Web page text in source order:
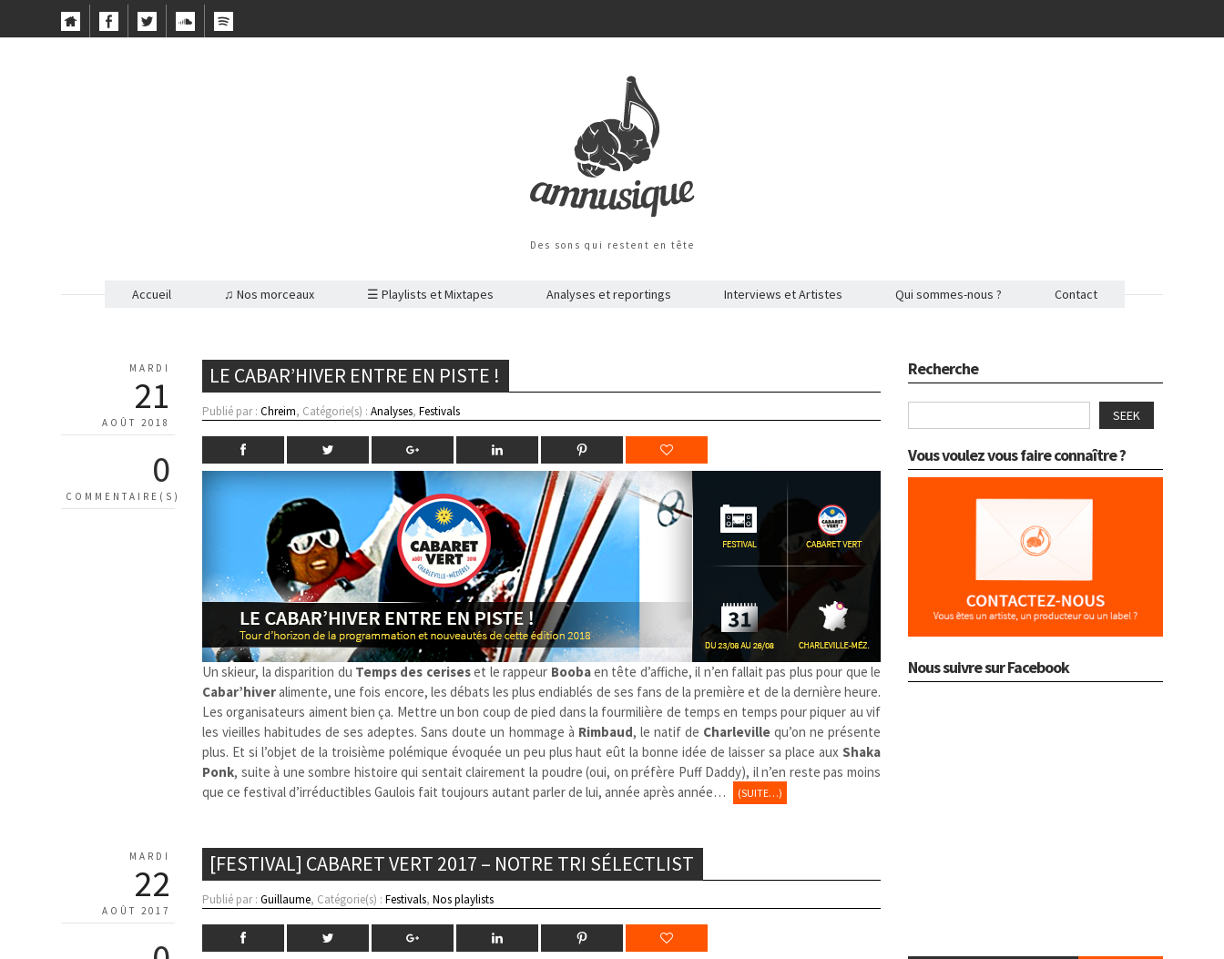
Des sons qui restent en tête
Accueil ♫ Nos morceaux ☰ Playlists et Mixtapes Analyses et reportings Interviews et Artistes Qui sommes-nous ? Contact
MARDI
21
AOÛT 2018
0
COMMENTAIRE(S)
LE CABAR’HIVER ENTRE EN PISTE !
Publié par :Chreim, Catégorie(s) :Analyses,Festivals
Un skieur, la disparition du Temps des ceriseset le rappeur Boobaen tête d’affiche, il n’en fallait pas plus pour que le
Cabar’hiveralimente, une fois encore, les débats les plus endiablés de ses fans de la première et de la dernière heure.
Les organisateurs aiment bien ça. Mettre un bon coup de pied dans la fourmilière de temps en temps pour piquer au vif
les vieilles habitudes de ses adeptes. Sans doute un hommage à Rimbaud, le natif de Charlevillequ’on ne présente
plus. Et si l’objet de la troisième polémique évoquée un peu plus haut eût la bonne idée de laisser sa place aux Shaka
Ponk, suite à une sombre histoire qui sentait clairement la poudre (oui, on préfère Puff Daddy), il n’en reste pas moins
que ce festival d’irréductibles Gaulois fait toujours autant parler de lui, année après année…
(SUITE…)
MARDI
22
AOÛT 2017
[FESTIVAL] CABARET VERT 2017 – NOTRE TRI SÉLECTLIST
Publié par :Guillaume, Catégorie(s) :Festivals,Nos playlists
Recherche
SEEK
Vous voulez vous faire connaître ?
Nous suivre sur Facebook